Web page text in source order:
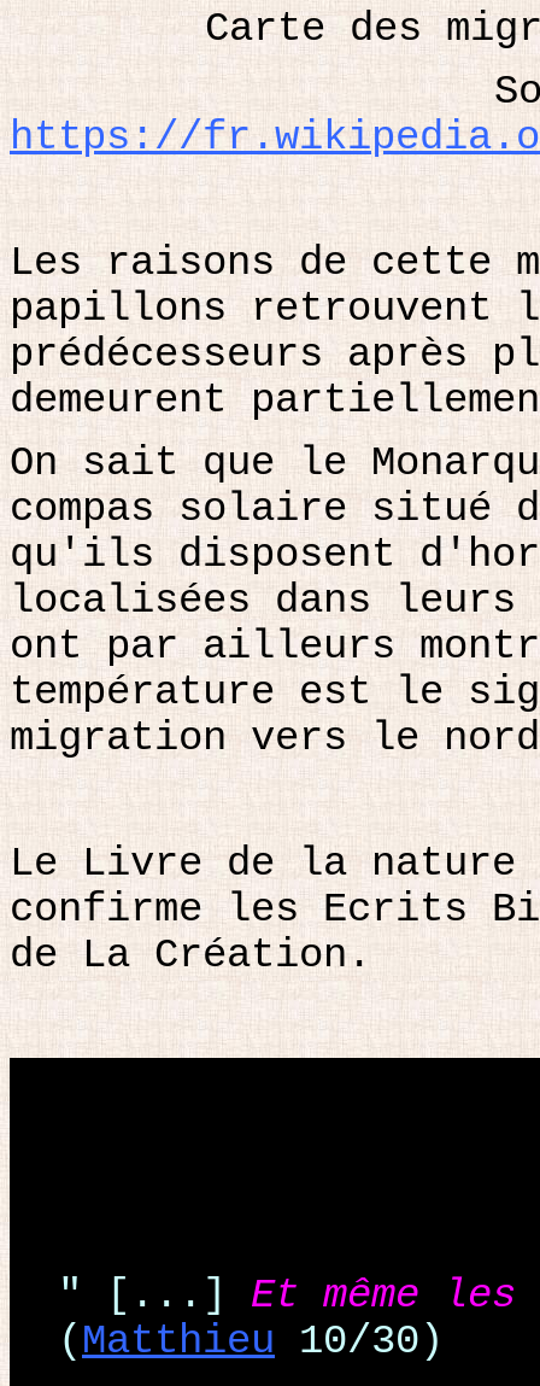
Carte des
https://
Les raisons de cette
papillons retrouvent
prédécesseurs après
demeurent
On sait que le
compas solaire situé
qu'ils disposent
localisées dans leurs
ont par ailleurs
température est le
migration vers le
Le Livre de la
confirme les Ecrits
de La Création.
" [...] Et même
( Matthieu 10/30)